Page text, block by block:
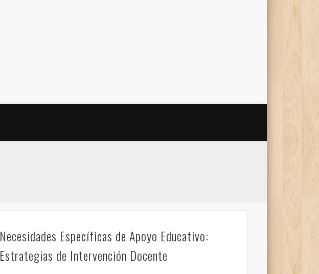
Necesidades Específicas de Apoyo Educativo:
Estrategias de Intervención Docente